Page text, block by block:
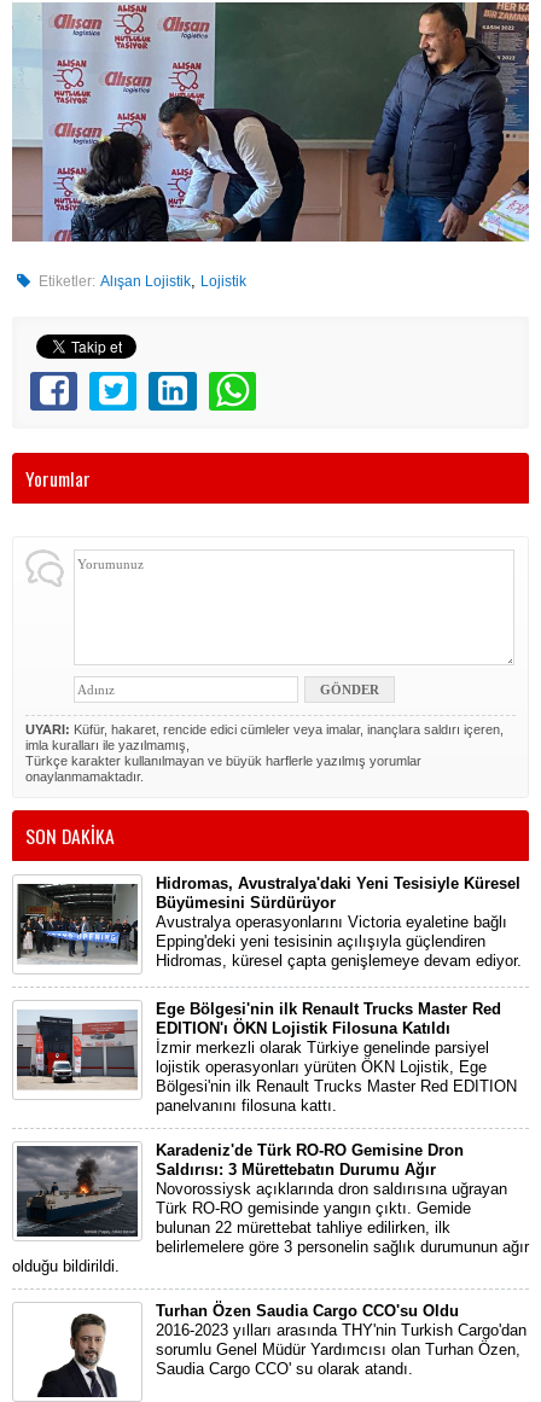
Etiketler: Alışan Lojistik, Lojistik
Yorumlar
UYARI: Küfür, hakaret, rencide edici cümleler veya imalar, inançlara saldırı içeren,
imla kuralları ile yazılmamış,
Türkçe karakter kullanılmayan ve büyük harflerle yazılmış yorumlar
onaylanmamaktadır.
SON DAKİKA
Hidromas, Avustralya'daki Yeni Tesisiyle Küresel
Büyümesini Sürdürüyor
Avustralya operasyonlarını Victoria eyaletine bağlı
Epping'deki yeni tesisinin açılışıyla güçlendiren
Hidromas, küresel çapta genişlemeye devam ediyor.
Ege Bölgesi'nin ilk Renault Trucks Master Red
EDITION'ı ÖKN Lojistik Filosuna Katıldı
İzmir merkezli olarak Türkiye genelinde parsiyel
lojistik operasyonları yürüten ÖKN Lojistik, Ege
Bölgesi'nin ilk Renault Trucks Master Red EDITION
panelvanını filosuna kattı.
Karadeniz'de Türk RO-RO Gemisine Dron
Saldırısı: 3 Mürettebatın Durumu Ağır
Novorossiysk açıklarında dron saldırısına uğrayan
Türk RO-RO gemisinde yangın çıktı. Gemide
bulunan 22 mürettebat tahliye edilirken, ilk
belirlemelere göre 3 personelin sağlık durumunun ağır
olduğu bildirildi.
Turhan Özen Saudia Cargo CCO'su Oldu
2016-2023 yılları arasında THY'nin Turkish Cargo'dan
sorumlu Genel Müdür Yardımcısı olan Turhan Özen,
Saudia Cargo CCO' su olarak atandı.